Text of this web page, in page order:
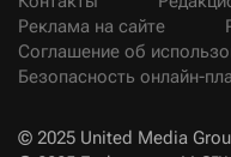
Реклама на сайте
Соглашение об
Безопасность онлайн-
© 2025 United Media